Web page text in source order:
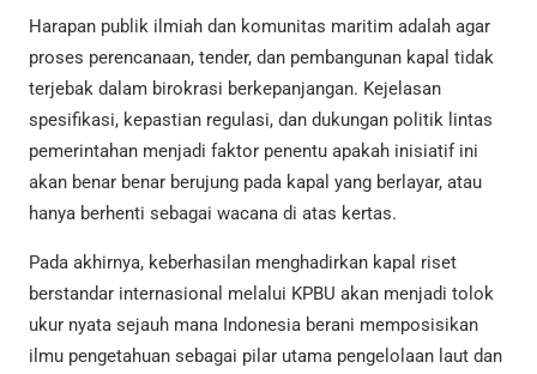
Harapan publik ilmiah dan komunitas maritim adalah agar
proses perencanaan, tender, dan pembangunan kapal tidak
terjebak dalam birokrasi berkepanjangan. Kejelasan
spesifikasi, kepastian regulasi, dan dukungan politik lintas
pemerintahan menjadi faktor penentu apakah inisiatif ini
akan benar benar berujung pada kapal yang berlayar, atau
hanya berhenti sebagai wacana di atas kertas.
Pada akhirnya, keberhasilan menghadirkan kapal riset
berstandar internasional melalui KPBU akan menjadi tolok
ukur nyata sejauh mana Indonesia berani memposisikan
ilmu pengetahuan sebagai pilar utama pengelolaan laut dan